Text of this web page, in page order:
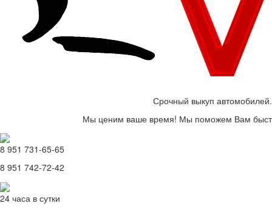
Срочный выкуп автомобилей.
Мы ценим ваше время! Мы поможем Вам
8 951 731-65-65
8 951 742-72-42
24 часа в сутки